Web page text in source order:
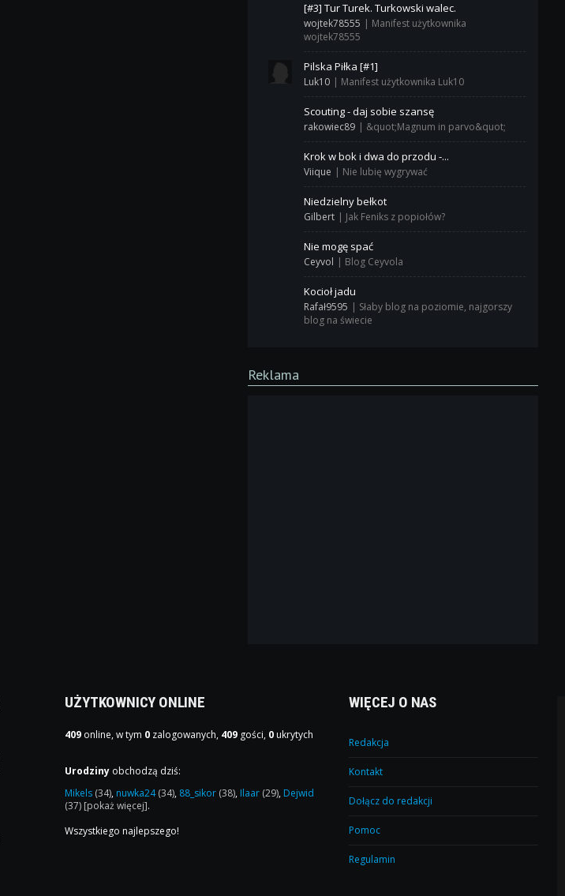
[#3] Tur Turek. Turkowski walec.
wojtek78555 | Manifest użytkownika
wojtek78555
Pilska Piłka [#1]
Luk10 | Manifest użytkownika Luk10
Scouting - daj sobie szansę
rakowiec89 | &quot;Magnum in parvo&quot;
Krok w bok i dwa do przodu -...
Viique | Nie lubię wygrywać
Niedzielny bełkot
Gilbert | Jak Feniks z popiołów?
Nie mogę spać
Ceyvol | Blog Ceyvola
Kocioł jadu
Rafał9595 | Słaby blog na poziomie, najgorszy
blog na świecie
Reklama
UŻYTKOWNICY ONLINE
409 online, w tym 0 zalogowanych, 409 gości, 0 ukrytych
Urodziny obchodzą dziś:
Mikels (34), nuwka24(34), 88_sikor (38), Ilaar (29), Dejwid
(37) [pokaż więcej].
Wszystkiego najlepszego!
WIĘCEJ O NAS
Redakcja
Kontakt
Dołącz do redakcji
Pomoc
Regulamin